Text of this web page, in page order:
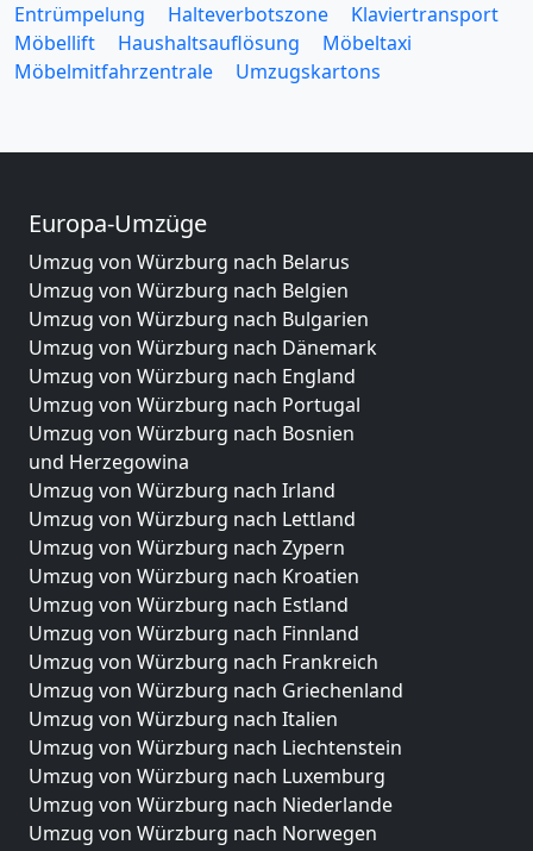
Entrümpelung
Halteverbotszone
Klaviertransport
Möbellift
Haushaltsauflösung
Möbeltaxi
Möbelmitfahrzentrale
Umzugskartons
Europa-Umzüge
Umzug von Würzburg nach Belarus
Umzug von Würzburg nach Belgien
Umzug von Würzburg nach Bulgarien
Umzug von Würzburg nach Dänemark
Umzug von Würzburg nach England
Umzug von Würzburg nach Portugal
Umzug von Würzburg nach Bosnien
und Herzegowina
Umzug von Würzburg nach Irland
Umzug von Würzburg nach Lettland
Umzug von Würzburg nach Zypern
Umzug von Würzburg nach Kroatien
Umzug von Würzburg nach Estland
Umzug von Würzburg nach Finnland
Umzug von Würzburg nach Frankreich
Umzug von Würzburg nach Griechenland
Umzug von Würzburg nach Italien
Umzug von Würzburg nach Liechtenstein
Umzug von Würzburg nach Luxemburg
Umzug von Würzburg nach Niederlande
Umzug von Würzburg nach Norwegen